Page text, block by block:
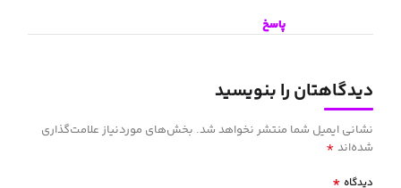
پاسخ
دیدگاهتان را بنویسید
نشانی ایمیل شما منتشر نخواهد شد. بخش‌های موردنیاز علامت‌گذاری
شده‌اند *
دیدگاه *